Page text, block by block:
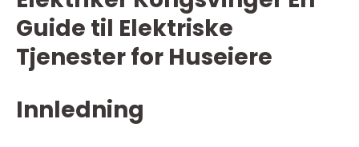
Guide til Elektriske
Tjenester for Huseiere
Innledning